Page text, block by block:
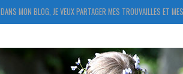
DANS MON BLOG, JE VEUX PARTAGER MES TROUVAILLES ET